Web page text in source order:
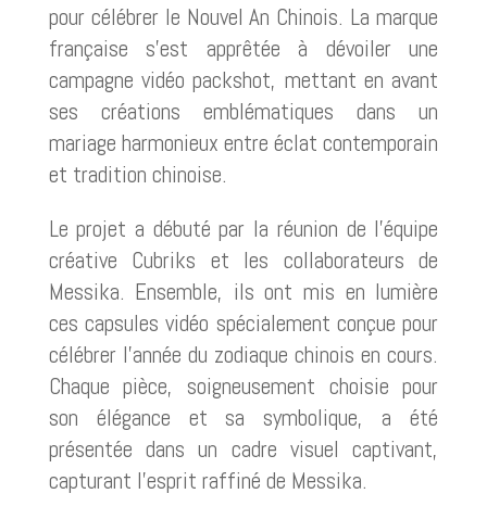
pour célébrer le Nouvel An Chinois. La marque
française s’est apprêtée à dévoiler une
campagne vidéo packshot, mettant en avant
ses créations emblématiques dans un
mariage harmonieux entre éclat contemporain
et tradition chinoise.
Le projet a débuté par la réunion de l’équipe
créative Cubriks et les collaborateurs de
Messika. Ensemble, ils ont mis en lumière
ces capsules vidéo spécialement conçue pour
célébrer l’année du zodiaque chinois en cours.
Chaque pièce, soigneusement choisie pour
son élégance et sa symbolique, a été
présentée dans un cadre visuel captivant,
capturant l’esprit raffiné de Messika.